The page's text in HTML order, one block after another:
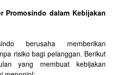
Promosindo dalam Kebijakan
berusaha memberikan
risiko bagi pelanggan. Berikut
yang membuat kebijakan